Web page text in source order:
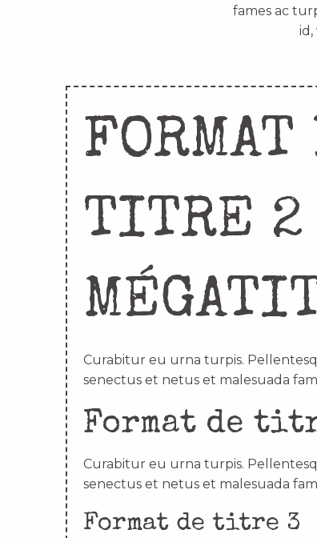
fames ac
FORMAT
TITRE 2
Curabitur eu urna turpis.
senectus et netus et malesuada
Format de
Curabitur eu urna turpis.
senectus et netus et malesuada
Format de titre 3